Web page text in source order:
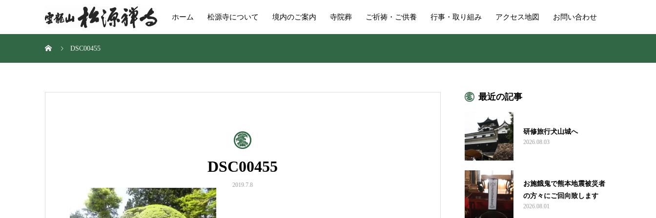
ホーム 松源寺について 境内のご案内 寺院葬 ご祈祷・ご供養 行事・取り組み アクセス地図 お問い合わせ
DSC00455
DSC00455
2019.7.8
最近の記事
研修旅行犬山城へ
2026.08.03
お施餓鬼で熊本地震被災者
の方々にご回向致します
2026.08.01